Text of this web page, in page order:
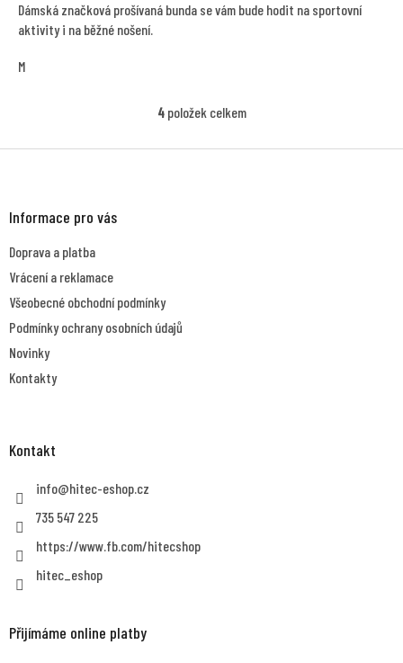
Dámská značková prošívaná bunda se vám bude hodit na sportovní
aktivity i na běžné nošení.
M
O
l
4položek celkem
Informace pro vás
Doprava a platba
Vrácení a reklamace
Všeobecné obchodní podmínky
Podmínky ochrany osobních údajů
Novinky
Kontakty
Kontakt
info@hitec-eshop.cz
735 547 225
https://www.fb.com/hitecshop
hitec_eshop
Přijímáme online platby